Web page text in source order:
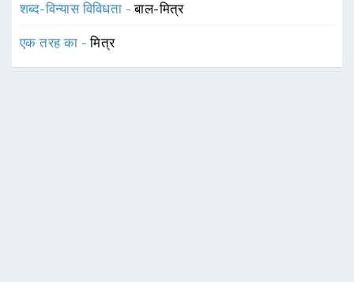
शब्द-विन्यास विविधता -बाल-मित्र
एक तरह का -मित्र